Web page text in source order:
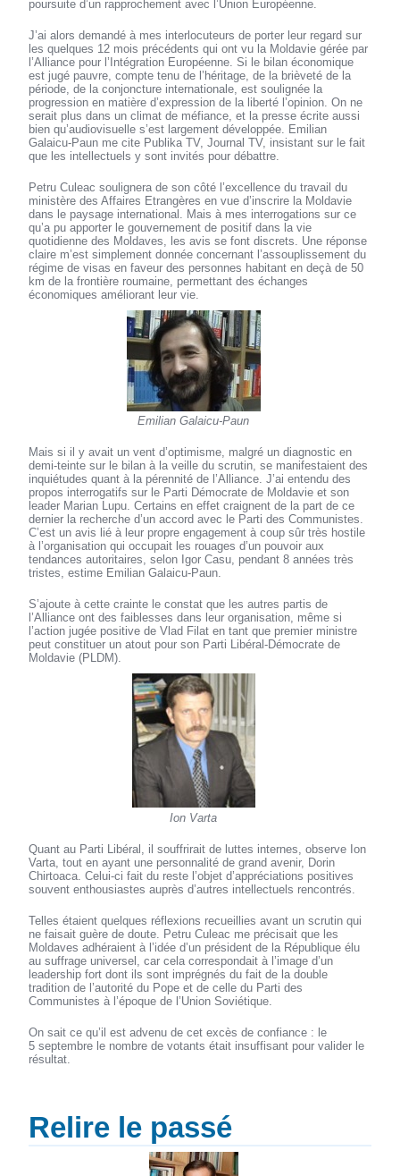
poursuite d’un rapprochement avec l’Union Européenne.
J’ai alors demandé à mes interlocuteurs de porter leur regard sur
les quelques 12 mois précédents qui ont vu la Moldavie gérée par
l’Alliance pour l’Intégration Européenne. Si le bilan économique
est jugé pauvre, compte tenu de l’héritage, de la brièveté de la
période, de la conjoncture internationale, est soulignée la
progression en matière d’expression de la liberté l’opinion. On ne
serait plus dans un climat de méfiance, et la presse écrite aussi
bien qu’audiovisuelle s’est largement développée. Emilian
Galaicu-Paun me cite Publika TV, Journal TV, insistant sur le fait
que les intellectuels y sont invités pour débattre.
Petru Culeac soulignera de son côté l’excellence du travail du
ministère des Affaires Etrangères en vue d’inscrire la Moldavie
dans le paysage international. Mais à mes interrogations sur ce
qu’a pu apporter le gouvernement de positif dans la vie
quotidienne des Moldaves, les avis se font discrets. Une réponse
claire m’est simplement donnée concernant l’assouplissement du
régime de visas en faveur des personnes habitant en deçà de 50
km de la frontière roumaine, permettant des échanges
économiques améliorant leur vie.
Emilian Galaicu-Paun
Mais si il y avait un vent d’optimisme, malgré un diagnostic en
demi-teinte sur le bilan à la veille du scrutin, se manifestaient des
inquiétudes quant à la pérennité de l’Alliance. J’ai entendu des
propos interrogatifs sur le Parti Démocrate de Moldavie et son
leader Marian Lupu. Certains en effet craignent de la part de ce
dernier la recherche d’un accord avec le Parti des Communistes.
C’est un avis lié à leur propre engagement à coup sûr très hostile
à l’organisation qui occupait les rouages d’un pouvoir aux
tendances autoritaires, selon Igor Casu, pendant 8 années très
tristes, estime Emilian Galaicu-Paun.
S’ajoute à cette crainte le constat que les autres partis de
l’Alliance ont des faiblesses dans leur organisation, même si
l’action jugée positive de Vlad Filat en tant que premier ministre
peut constituer un atout pour son Parti Libéral-Démocrate de
Moldavie (PLDM).
Ion Varta
Quant au Parti Libéral, il souffrirait de luttes internes, observe Ion
Varta, tout en ayant une personnalité de grand avenir, Dorin
Chirtoaca. Celui-ci fait du reste l’objet d’appréciations positives
souvent enthousiastes auprès d’autres intellectuels rencontrés.
Telles étaient quelques réflexions recueillies avant un scrutin qui
ne faisait guère de doute. Petru Culeac me précisait que les
Moldaves adhéraient à l’idée d’un président de la République élu
au suffrage universel, car cela correspondait à l’image d’un
leadership fort dont ils sont imprégnés du fait de la double
tradition de l’autorité du Pope et de celle du Parti des
Communistes à l’époque de l’Union Soviétique.
On sait ce qu’il est advenu de cet excès de confiance : le
5 septembre le nombre de votants était insuffisant pour valider le
résultat.
Relire le passé